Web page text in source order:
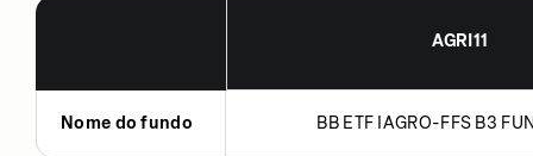
AGRI11
Nome do fundo BB ETF IAGRO-FFS B3